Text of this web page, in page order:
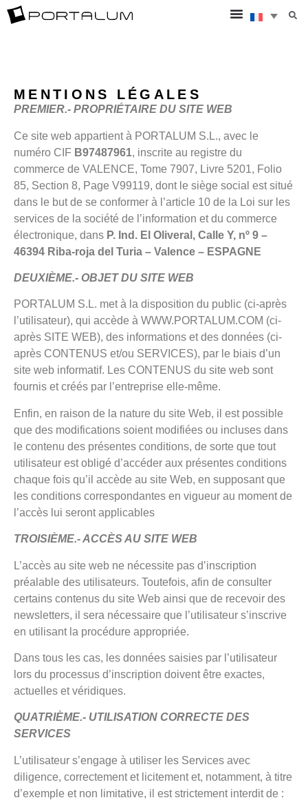
MENTIONS LÉGALES
PREMIER.- PROPRIÉTAIRE DU SITE WEB
Ce site web appartient à PORTALUM S.L., avec le
numéro CIF B97487961, inscrite au registre du
commerce de VALENCE, Tome 7907, Livre 5201, Folio
85, Section 8, Page V99119, dont le siège social est situé
dans le but de se conformer à l’article 10 de la Loi sur les
services de la société de l’information et du commerce
électronique, dans P. Ind. El Oliveral, Calle Y, nº 9 –
46394 Riba-roja del Turia – Valence – ESPAGNE
DEUXIÈME.- OBJET DU SITE WEB
PORTALUM S.L. met à la disposition du public (ci-après
l’utilisateur), qui accède à WWW.PORTALUM.COM (ci-
après SITE WEB), des informations et des données (ci-
après CONTENUS et/ou SERVICES), par le biais d’un
site web informatif. Les CONTENUS du site web sont
fournis et créés par l’entreprise elle-même.
Enfin, en raison de la nature du site Web, il est possible
que des modifications soient modifiées ou incluses dans
le contenu des présentes conditions, de sorte que tout
utilisateur est obligé d’accéder aux présentes conditions
chaque fois qu’il accède au site Web, en supposant que
les conditions correspondantes en vigueur au moment de
l’accès lui seront applicables
TROISIÈME.- ACCÈS AU SITE WEB
L’accès au site web ne nécessite pas d’inscription
préalable des utilisateurs. Toutefois, afin de consulter
certains contenus du site Web ainsi que de recevoir des
newsletters, il sera nécessaire que l’utilisateur s’inscrive
en utilisant la procédure appropriée.
Dans tous les cas, les données saisies par l’utilisateur
lors du processus d’inscription doivent être exactes,
actuelles et véridiques.
QUATRIÈME.- UTILISATION CORRECTE DES
SERVICES
L’utilisateur s’engage à utiliser les Services avec
diligence, correctement et licitement et, notamment, à titre
d’exemple et non limitative, il est strictement interdit de :